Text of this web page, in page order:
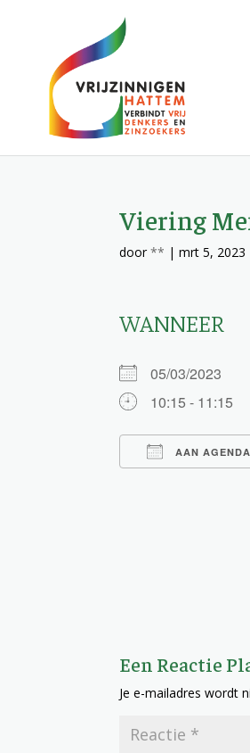
Viering
door** |mrt 5, 2023
WANNEER
05/03/2023
10:15 - 11:15
AAN
Een Reactie
Je e-mailadres wordt